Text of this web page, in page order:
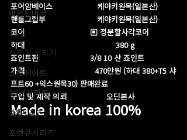
마운틴버터
12검
장하기 생하기
스트레이트
10검시리즈
8검시리즈
포켓큐시리즈
포어암베이스                   케야키원목(일본산)
핸들그립부                      케야키원목(일본산)
코어                            ▣ 정분할사각코어
하대                                       380 g
죠인트핀                      3/8 10 산 죠인트
가격                              470만원 (하대 380+T5 샤
프트60 +익스원목30) 판매완료
구입 및 제작 의뢰                 오딘본사
Made in korea 100%